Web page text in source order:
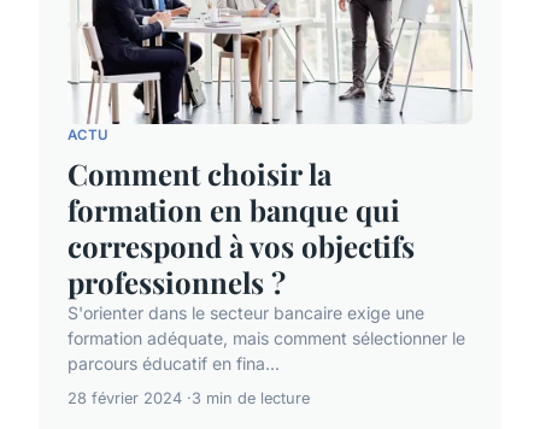
ACTU
Comment choisir la
formation en banque qui
correspond à vos objectifs
professionnels ?
S'orienter dans le secteur bancaire exige une
formation adéquate, mais comment sélectionner le
parcours éducatif en fina...
28 février 2024 3 min de lecture